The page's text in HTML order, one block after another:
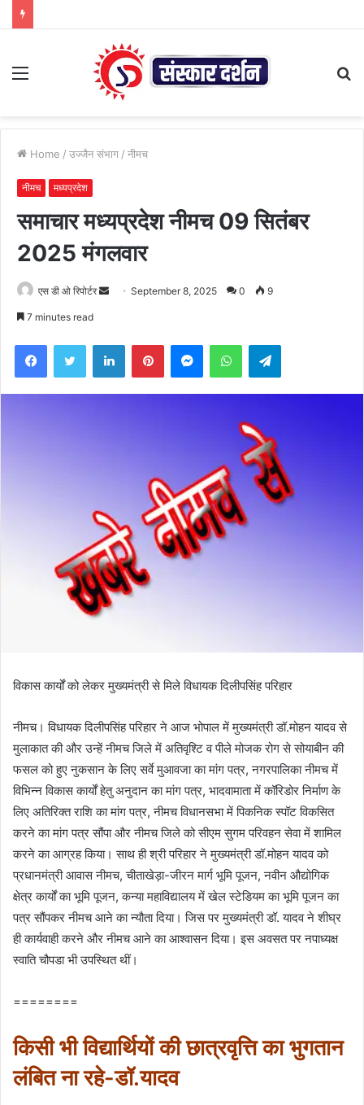
Menu
Home / उज्जैन संभाग / नीमच
नीमच मध्यप्रदेश
समाचार मध्यप्रदेश नीमच 09 सितंबर
2025 मंगलवार
एस डी ओ रिपोर्टर
Send September 8, 2025 0 9
7 minutes read
FacebookTwitter LinkedInPinterestMessengerWhatsAppTelegram
विकास कार्यों को लेकर मुख्यमंत्री से मिले विधायक दिलीपसिंह परिहार
नीमच। विधायक दिलीपसिंह परिहार ने आज भोपाल में मुख्यमंत्री डॉ.मोहन यादव से
मुलाकात की और उन्हें नीमच जिले में अतिवृश्टि व पीले मोजक रोग से सोयाबीन की
फसल को हुए नुकसान के लिए सर्वे मुआवजा का मांग पत्र, नगरपालिका नीमच में
विभिन्न विकास कार्यों हेतु अनुदान का मांग पत्र, भादवामाता में कॉरिडोर निर्माण के
लिए अतिरिक्त राशि का मांग पत्र, नीमच विधानसभा में पिकनिक स्पॉट विकसित
करने का मांग पत्र सौंपा और नीमच जिले को सीएम सुगम परिवहन सेवा में शामिल
करने का आग्रह किया। साथ ही श्री परिहार ने मुख्यमंत्री डॉ.मोहन यादव को
प्रधानमंत्री आवास नीमच, चीताखेड़ा-जीरन मार्ग भूमि पूजन, नवीन औद्योगिक
क्षेत्र कार्यों का भूमि पूजन, कन्या महाविद्यालय में खेल स्टेडियम का भूमि पूजन का
पत्र सौंपकर नीमच आने का न्यौता दिया। जिस पर मुख्यमंत्री डॉ. यादव ने शीघ्र
ही कार्यवाही करने और नीमच आने का आश्वासन दिया। इस अवसत पर नपाध्यक्ष
स्वाति चौपडा भी उपस्थित थीं।
========
किसी भी विद्यार्थियों की छात्रवृत्ति का भुगतान
लंबित ना रहे-डॉ.यादव